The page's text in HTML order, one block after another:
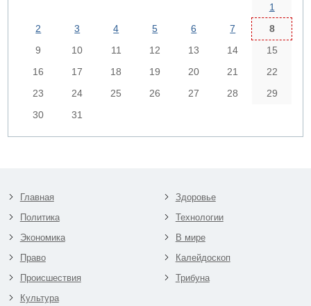
1
2
3 4 5 6 7
8
9
10 11 12 13 14
15
16
17 18 19 20 21
22
23
24 25 26 27 28
29
30
31
Главная
Политика
Экономика
Право
Происшествия
Культура
Здоровье
Технологии
В мире
Калейдоскоп
Трибуна